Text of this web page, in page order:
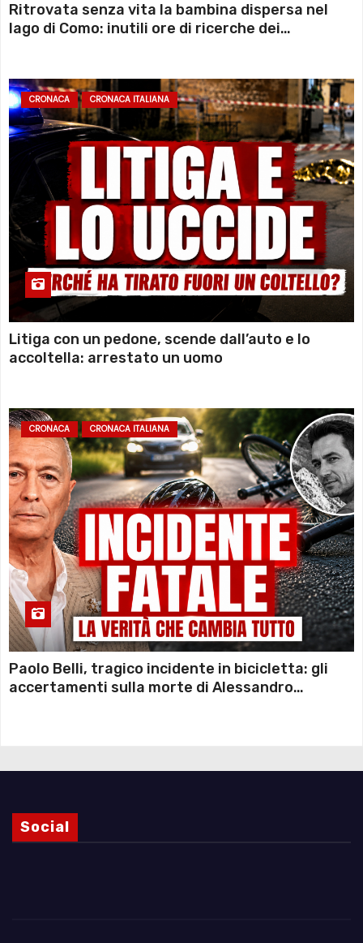
Ritrovata senza vita la bambina dispersa nel
lago di Como: inutili ore di ricerche dei
CRONACA CRONACA ITALIANA
Litiga con un pedone, scende dall’auto e lo
accoltella: arrestato un uomo
CRONACA CRONACA ITALIANA
Paolo Belli, tragico incidente in bicicletta: gli
accertamenti sulla morte di Alessandro
Social